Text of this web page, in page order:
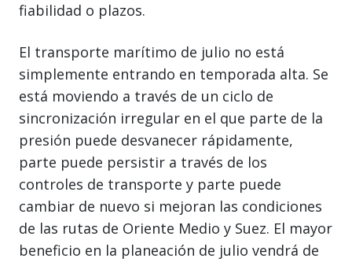
fiabilidad o plazos.
El transporte marítimo de julio no está
simplemente entrando en temporada alta. Se
está moviendo a través de un ciclo de
sincronización irregular en el que parte de la
presión puede desvanecer rápidamente,
parte puede persistir a través de los
controles de transporte y parte puede
cambiar de nuevo si mejoran las condiciones
de las rutas de Oriente Medio y Suez. El mayor
beneficio en la planeación de julio vendrá de